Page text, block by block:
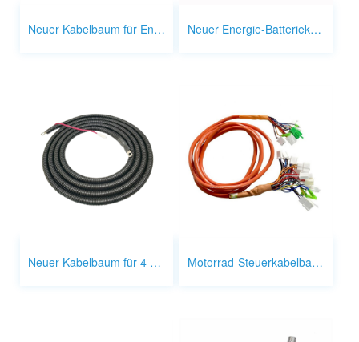
Neuer Kabelbaum für Energieautos Neuer Energie-Batteriekabelbaum
Neuer Kabelbaum für 4 mm2 Solarpanelsystem Motorrad-Steuerkabelbaum